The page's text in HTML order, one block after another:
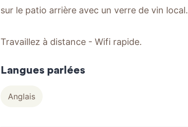
sur le patio arrière avec un verre de vin local.
Travaillez à distance - Wifi rapide.
Langues parlées
Anglais